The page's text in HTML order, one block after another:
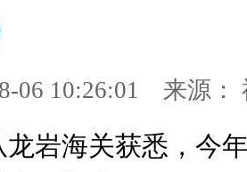
06 10:26:01 来源：
海关获悉，今年